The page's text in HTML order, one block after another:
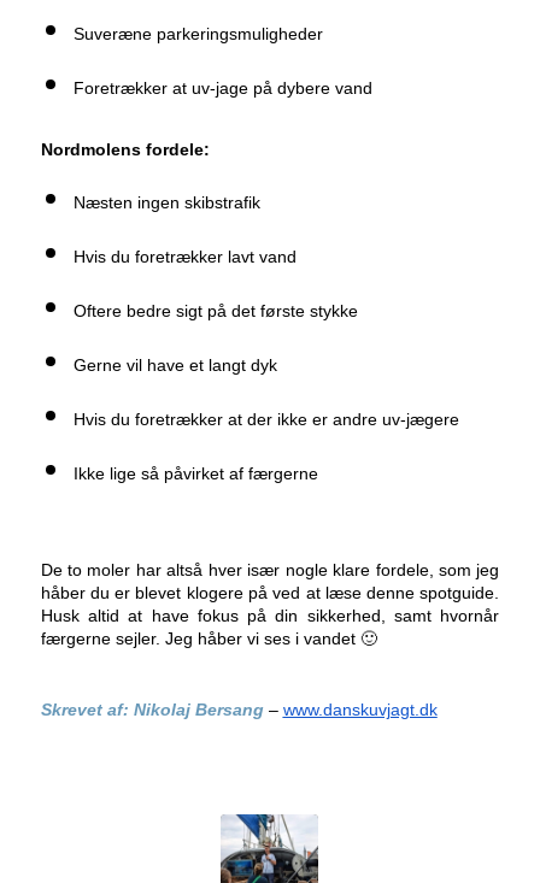
Suveræne parkeringsmuligheder
Foretrækker at uv-jage på dybere vand
Nordmolens fordele:
Næsten ingen skibstrafik
Hvis du foretrækker lavt vand
Oftere bedre sigt på det første stykke
Gerne vil have et langt dyk
Hvis du foretrækker at der ikke er andre uv-jægere
Ikke lige så påvirket af færgerne
De to moler har altså hver især nogle klare fordele, som jeg
håber du er blevet klogere på ved at læse denne spotguide.
Husk altid at have fokus på din sikkerhed, samt hvornår
færgerne sejler. Jeg håber vi ses i vandet 🙂
Skrevet af: Nikolaj Bersang– www.danskuvjagt.dk